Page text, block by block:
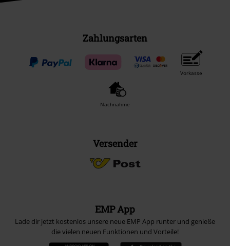
Zahlungsarten
Vorkasse
Nachnahme
Versender
EMP App
Lade dir jetzt kostenlos unsere neue EMP App runter und genieße
die vielen neuen Funktionen und Vorteile!